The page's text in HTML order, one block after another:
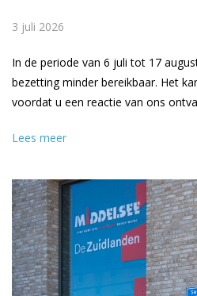
3 juli 2026
In de periode van 6 juli tot 17
bezetting minder bereikbaar. Het
voordat u een reactie van ons
Lees meer